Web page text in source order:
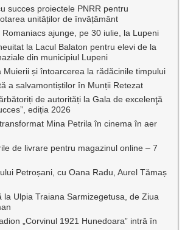
succes proiectele PNRR pentru
unităților de învățământ
ajunge, pe 30 iulie, la Lupeni
la Lacul Balaton pentru elevi de la
din municipiul Lupeni
Muierii și întoarcerea la rădăcinile timpului
a salvamontiștilor în Munții Retezat
de autorități la Gala de excelenţă
ediția 2026
Mina Petrila în cinema în aer
de livrare pentru magazinul online – 7
Petroșani, cu Oana Radu, Aurel Tămaș
la Ulpia Traiana Sarmizegetusa, de Ziua
„Corvinul 1921 Hunedoara” intră în